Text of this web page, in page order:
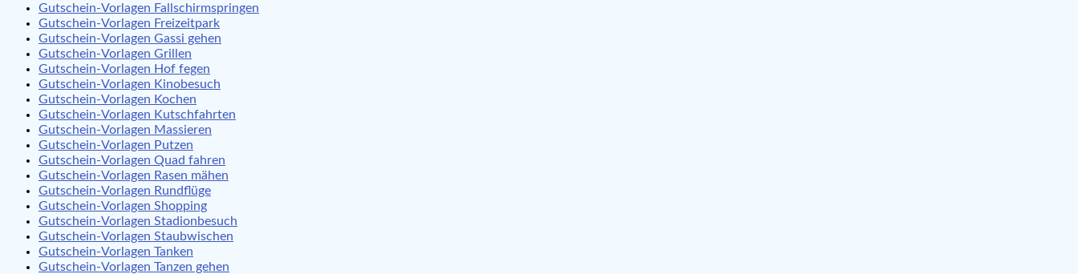
Gutschein-Vorlagen Fallschirmspringen
Gutschein-Vorlagen Freizeitpark
Gutschein-Vorlagen Gassi gehen
Gutschein-Vorlagen Grillen
Gutschein-Vorlagen Hof fegen
Gutschein-Vorlagen Kinobesuch
Gutschein-Vorlagen Kochen
Gutschein-Vorlagen Kutschfahrten
Gutschein-Vorlagen Massieren
Gutschein-Vorlagen Putzen
Gutschein-Vorlagen Quad fahren
Gutschein-Vorlagen Rasen mähen
Gutschein-Vorlagen Rundflüge
Gutschein-Vorlagen Shopping
Gutschein-Vorlagen Stadionbesuch
Gutschein-Vorlagen Staubwischen
Gutschein-Vorlagen Tanken
Gutschein-Vorlagen Tanzen gehen